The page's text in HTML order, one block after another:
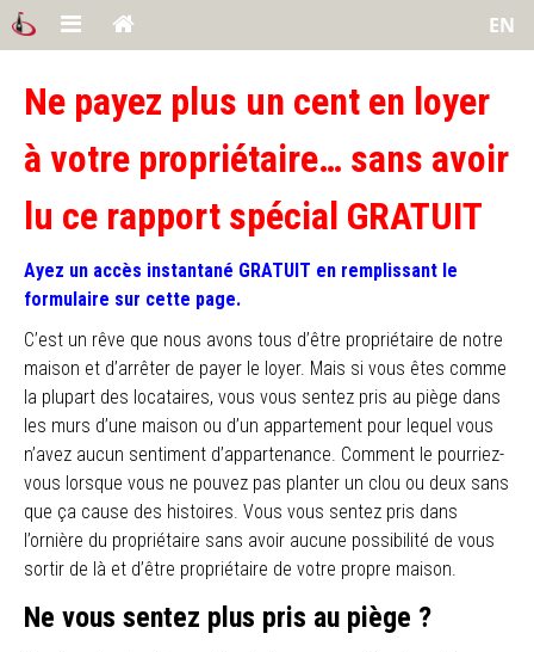
EN
Ne payez plus un cent en loyer
à votre propriétaire… sans avoir
lu ce rapport spécial GRATUIT
Ayez un accès instantané GRATUIT en remplissant le
formulaire sur cette page.
C’est un rêve que nous avons tous d’être propriétaire de notre
maison et d’arrêter de payer le loyer. Mais si vous êtes comme
la plupart des locataires, vous vous sentez pris au piège dans
les murs d’une maison ou d’un appartement pour lequel vous
n’avez aucun sentiment d’appartenance. Comment le pourriez-
vous lorsque vous ne pouvez pas planter un clou ou deux sans
que ça cause des histoires. Vous vous sentez pris dans
l’ornière du propriétaire sans avoir aucune possibilité de vous
sortir de là et d’être propriétaire de votre propre maison.
Ne vous sentez plus pris au piège ?